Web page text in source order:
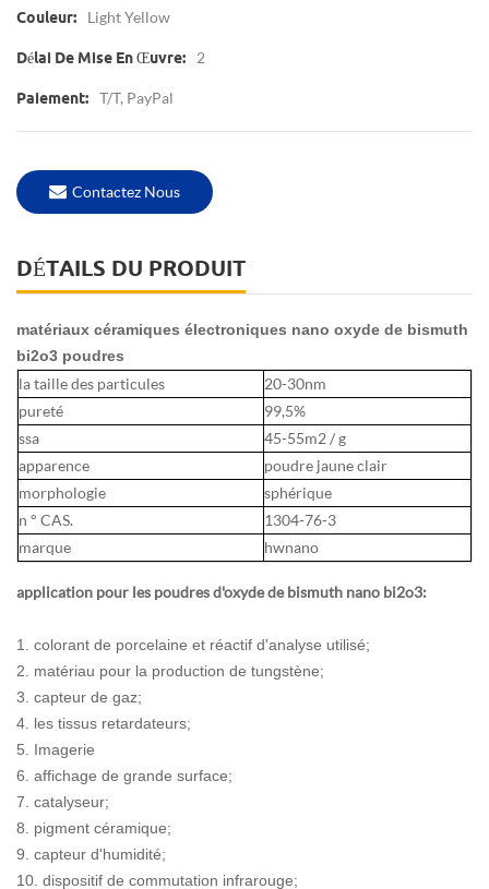
Couleur: Light Yellow
Délai De Mise En Œuvre: 2
Paiement: T/T, PayPal
Contactez Nous
DÉTAILS DU PRODUIT
matériaux céramiques électroniques nano oxyde de bismuth
bi2o3 poudres
la taille des particules
20-30nm
pureté
99,5%
ssa
45-55m2 / g
apparence
poudre jaune clair
morphologie
sphérique
n ° CAS.
1304-76-3
marque
hwnano
application pour les poudres d'oxyde de bismuth nano bi2o3:
1. colorant de porcelaine et réactif d'analyse utilisé;
2. matériau pour la production de tungstène;
3. capteur de gaz;
4. les tissus retardateurs;
5. Imagerie
6. affichage de grande surface;
7. catalyseur;
8. pigment céramique;
9. capteur d'humidité;
10. dispositif de commutation infrarouge;